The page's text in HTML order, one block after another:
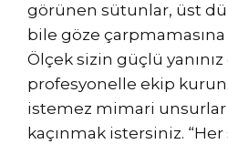
görünen sütunlar, üst
bile göze
Ölçek sizin güçlü
profesyonelle ekip
istemez mimari
kaçınmak istersiniz.